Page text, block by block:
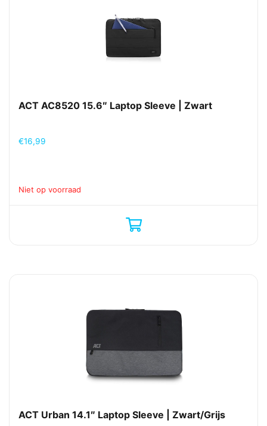
ACT AC8520 15.6″ Laptop Sleeve | Zwart
€16,99
Niet op voorraad
ACT Urban 14.1″ Laptop Sleeve | Zwart/Grijs